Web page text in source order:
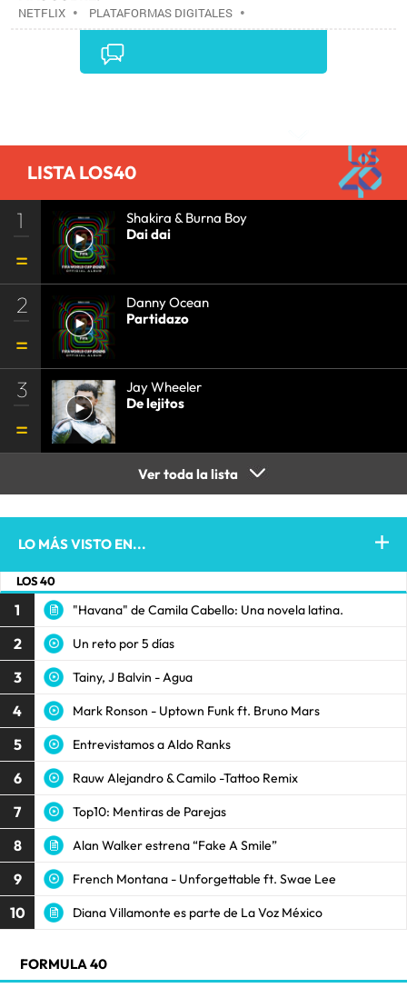
NETFLIX • PLATAFORMAS DIGITALES •
TELEVISIÓN IP•TELEVISIÓN•INTERNET•
•ECONOMÍA
MEDIOS COMUNICACIÓN•COMUNICACIONES•
LISTA LOS40
1
Shakira & Burna Boy
Dai dai
2
Danny Ocean
Partidazo
3
Jay Wheeler
De lejitos
Ver toda la lista
LO MÁS VISTO EN...
LOS 40
1 "Havana" de Camila Cabello: Una novela latina.
2 Un reto por 5 días
3 Tainy, J Balvin - Agua
4 Mark Ronson - Uptown Funk ft. Bruno Mars
5 Entrevistamos a Aldo Ranks
6 Rauw Alejandro & Camilo -Tattoo Remix
7 Top10: Mentiras de Parejas
8 Alan Walker estrena “Fake A Smile”
9 French Montana - Unforgettable ft. Swae Lee
10 Diana Villamonte es parte de La Voz México
FORMULA 40